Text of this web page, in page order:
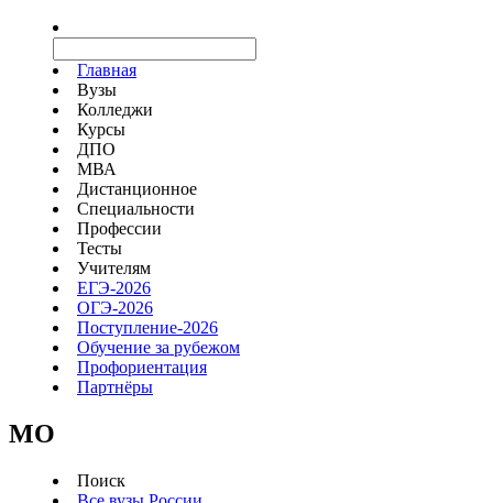
Главная
Вузы
Колледжи
Курсы
ДПО
МВА
Дистанционное
Специальности
Профессии
Тесты
Учителям
ЕГЭ-2026
ОГЭ-2026
Поступление-2026
Обучение за рубежом
Профориентация
Партнёры
MO
Поиск